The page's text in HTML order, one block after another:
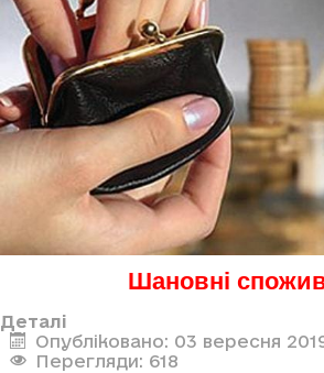
Шановні
Деталі
Опубліковано: 03 вересня
Перегляди: 618